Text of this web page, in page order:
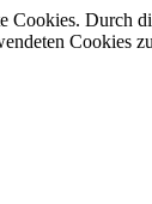
Cookies.
Cookies